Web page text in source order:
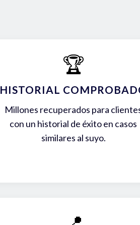
🏆
HISTORIAL
Millones recuperados para
con un historial de éxito en casos
similares al suyo.